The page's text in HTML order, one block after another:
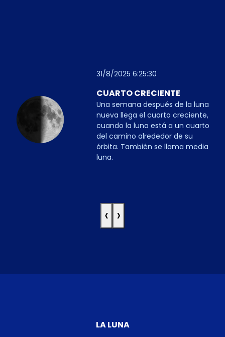
31/8/2025 6:25:30
CUARTO CRECIENTE
Una semana después de la luna
nueva llega el cuarto creciente,
cuando la luna está a un cuarto
del camino alrededor de su
órbita. También se llama media
luna.
‹ ›
LA LUNA